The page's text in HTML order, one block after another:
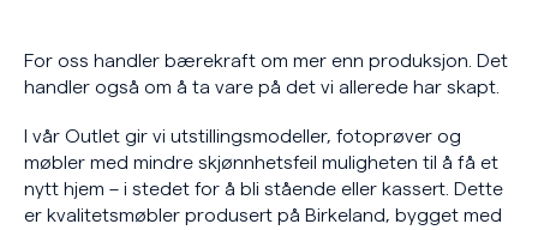
For oss handler bærekraft om mer enn produksjon. Det
handler også om å ta vare på det vi allerede har skapt.
I vår Outlet gir vi utstillingsmodeller, fotoprøver og
møbler med mindre skjønnhetsfeil muligheten til å få et
nytt hjem – i stedet for å bli stående eller kassert. Dette
er kvalitetsmøbler produsert på Birkeland, bygget med